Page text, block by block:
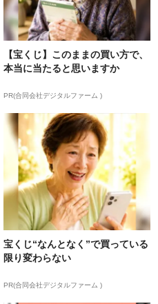
【宝くじ】このままの買い方で、
本当に当たると思いますか
PR(合同会社デジタルファーム )
宝くじ“なんとなく”で買っている
限り変わらない
PR(合同会社デジタルファーム )